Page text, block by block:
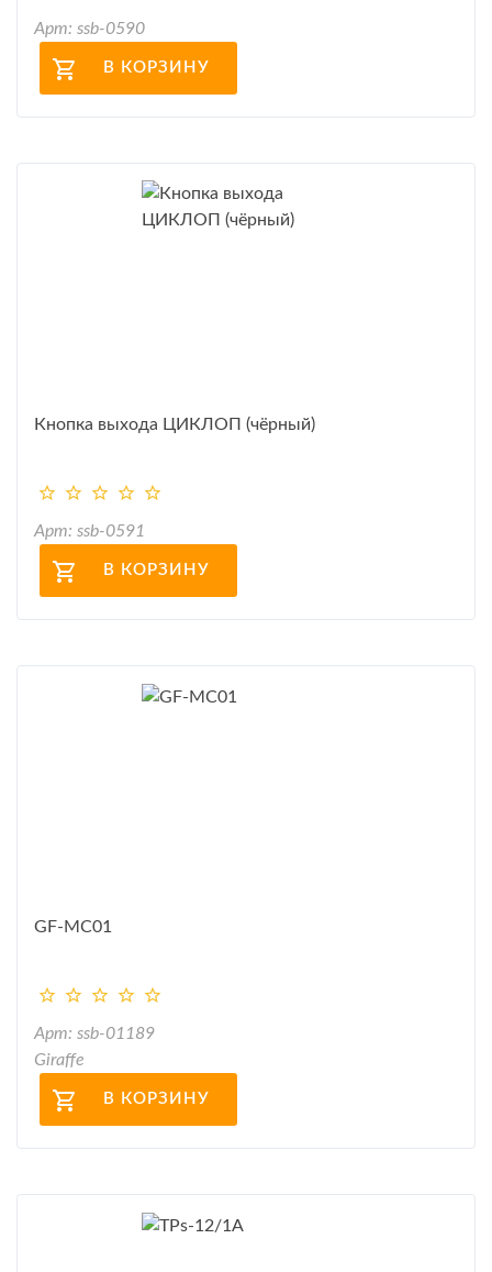
Арт: ssb-0590
В КОРЗИНУ
Кнопка выхода ЦИКЛОП (чёрный)
Арт: ssb-0591
В КОРЗИНУ
GF-MC01
Арт: ssb-01189
Giraffe
В КОРЗИНУ